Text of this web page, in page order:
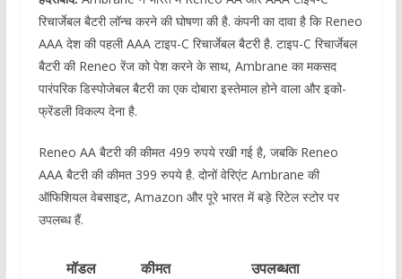
रिचार्जेबल बैटरी लॉन्च करने की घोषणा की है. कंपनी का दावा है कि Reneo
AAA देश की पहली AAA टाइप-C रिचार्जेबल बैटरी है. टाइप-C रिचार्जेबल
बैटरी की Reneo रेंज को पेश करने के साथ, Ambrane का मकसद
पारंपरिक डिस्पोजेबल बैटरी का एक दोबारा इस्तेमाल होने वाला और इको-
फ्रेंडली विकल्प देना है.
Reneo AA बैटरी की कीमत 499 रुपये रखी गई है, जबकि Reneo
AAA बैटरी की कीमत 399 रुपये है. दोनों वेरिएंट Ambrane की
ऑफिशियल वेबसाइट, Amazon और पूरे भारत में बड़े रिटेल स्टोर पर
उपलब्ध हैं.
मॉडल कीमत
उपलब्धता